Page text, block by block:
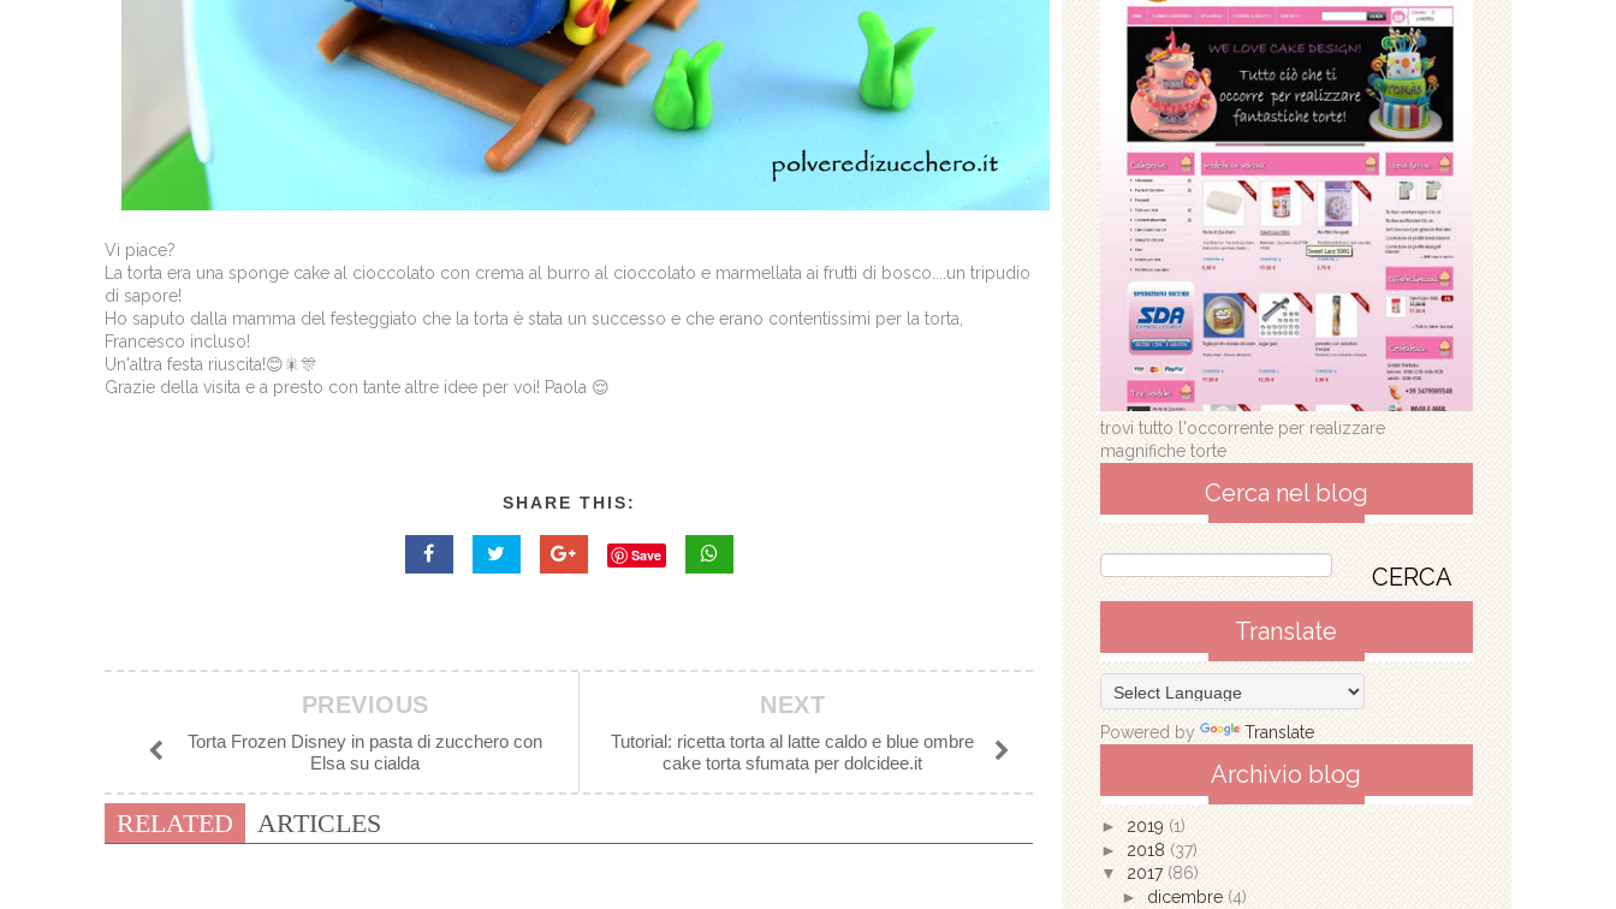
Vi piace?
La torta era una sponge cake al cioccolato con crema al burro al cioccolato e marmellata ai frutti di bosco....un tripudio
di sapore!
Ho saputo dalla mamma del festeggiato che la torta è stata un successo e che erano contentissimi per la torta,
Francesco incluso!
Un'altra festa riuscita!😊🎇🎊
Grazie della visita e a presto con tante altre idee per voi! Paola 😌
SHARE THIS:
Save
NEXT
Tutorial: ricetta torta al latte caldo e blue ombre
cake torta sfumata per dolcidee.it
PREVIOUS
Torta Frozen Disney in pasta di zucchero con
Elsa su cialda
RELATED ARTICLES
trovi tutto l'occorrente per realizzare
magnifiche torte
Cerca nel blog
Translate
Powered by Translate
Archivio blog
► 2019 (1)
► 2018 (37)
▼ 2017 (86)
► dicembre (4)